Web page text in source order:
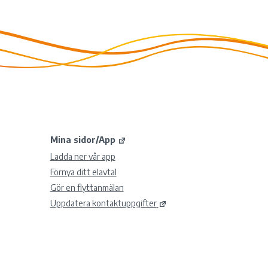
Mina sidor/App
Ladda ner vår app
Förnya ditt elavtal
Gör en flyttanmälan
Uppdatera kontaktuppgifter